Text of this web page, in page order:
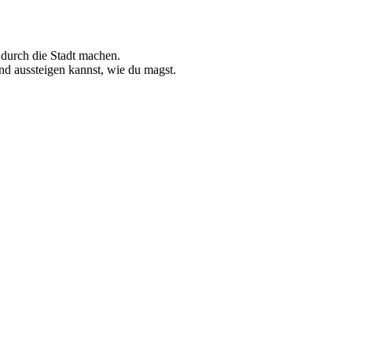
die Stadt machen.
aussteigen kannst, wie du magst.